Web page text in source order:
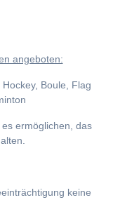
angeboten:
Boule, Flag
ermöglichen, das
keine